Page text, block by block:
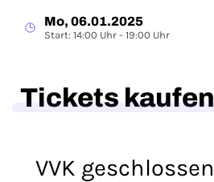
Mo, 06.01.2025
Start: 14:00 Uhr - 19:00 Uhr
Tickets kaufen
VVK geschlossen